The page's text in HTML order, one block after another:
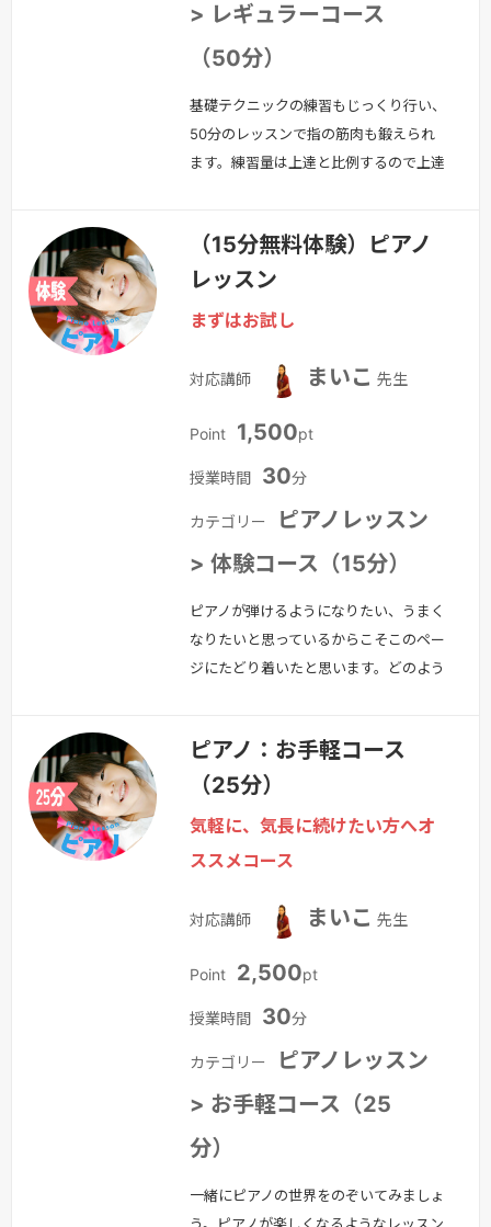
> レギュラーコース
（50分）
基礎テクニックの練習もじっくり行い、
50分のレッスンで指の筋肉も鍛えられ
ます。練習量は上達と比例するので上達
※1レッスン50分となります。あなたに
合ったレッスンをご提案します！ ピア
えの皆さま。 まずは、ACSの「体験レ
ッスン」をお試しください。 ・はじめ
てだけど大丈夫？ ・楽譜が読めない
（15分無料体験）ピアノ
レッスン
まずはお試し
対応講師 まいこ 先生
Point 1,500pt
授業時間 30分
カテゴリー
ピアノレッスン
> 体験コース（15分）
ピアノが弾けるようになりたい、うまく
なりたいと思っているからこそこのペー
ジにたどり着いたと思います。どのよう
ます。※無料体験レッスンは15分となり
ますあなたに合ったレッスンをご提案し
りたいとお考えの皆さま。 まずは、
ACSの「体験レッスン」をお試しくださ
譜…続きを見る »
ピアノ：お手軽コース
（25分）
気軽に、気長に続けたい方へオ
ススメコース
対応講師 まいこ 先生
Point 2,500pt
授業時間 30分
カテゴリー
ピアノレッスン
> お手軽コース（25
分）
一緒にピアノの世界をのぞいてみましょ
う。ピアノが楽しくなるようなレッスン